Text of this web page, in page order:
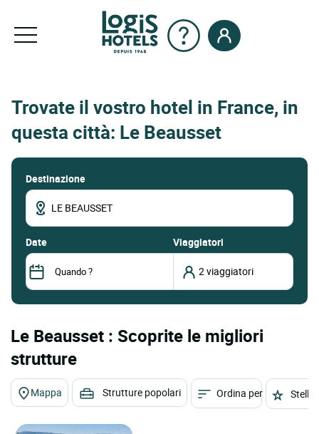
Trovate il vostro hotel in France, in
questa città: Le Beausset
Destinazione
date Viaggiatori
Le Beausset : Scoprite le migliori
strutture
Mappa Strutture popolari Ordina per Stelle